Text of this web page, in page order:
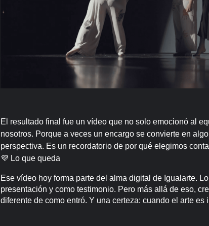
El resultado final fue un vídeo que no solo emocionó al
nosotros. Porque a veces un encargo se convierte en
perspectiva. Es un recordatorio de por qué elegimos
💜 Lo que queda
Ese vídeo hoy forma parte del alma digital de Igualarte.
presentación y como testimonio. Pero más allá de eso,
diferente de como entró. Y una certeza: cuando el arte